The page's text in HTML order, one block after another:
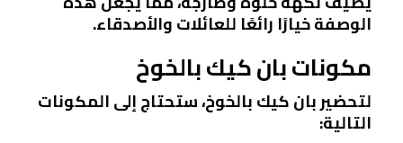
الوصفة خيارًا رائعًا للعائلات والأصدقاء.
مكونات بان كيك بالخوخ
لتحضير بان كيك بالخوخ، ستحتاج إلى المكونات
التالية: